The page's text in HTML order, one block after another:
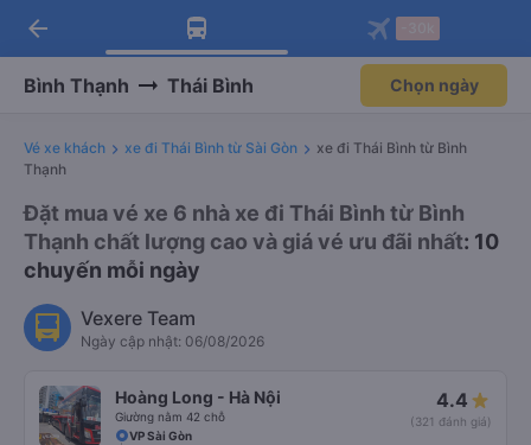
Tải app Vexere ngay!
Nhận ưu đãi thành viên độc
Mở app
Tải app Vexere
-30k/ghế khi đặt vé máy bay qua
Mở app
arrow_back
Bình Thạnh Thái Bình Chọn ngày
Vé xe khách xe đi Thái Bình từ Sài Gòn
xe đi Thái Bình từ Bình
Thạnh
Đặt mua vé xe 6 nhà xe đi Thái Bình từ Bình
Thạnh chất lượng cao và giá vé ưu đãi nhất: 10
chuyến mỗi ngày
Vexere Team
Ngày cập nhật: 06/08/2026
Hoàng Long - Hà Nội
Giường nằm 42 chỗ
4.4
(321 đánh giá)
VP Sài Gòn